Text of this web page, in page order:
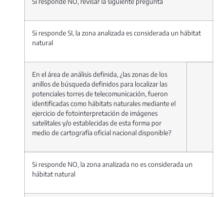
Si responde SI, la zona analizada es considerada un hábitat
natural
En el área de análisis definida, ¿las zonas de los
anillos de búsqueda definidos para localizar las
potenciales torres de telecomunicación, fueron
identificadas como hábitats naturales mediante el
ejercicio de fotointerpretación de imágenes
satelitales y/o establecidas de esta forma por
medio de cartografía oficial nacional disponible?
Si responde NO, la zona analizada no es considerada un
hábitat natural